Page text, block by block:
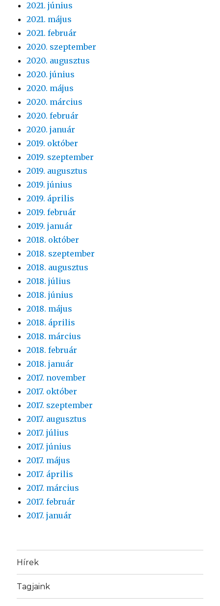
2021. június
2021. május
2021. február
2020. szeptember
2020. augusztus
2020. június
2020. május
2020. március
2020. február
2020. január
2019. október
2019. szeptember
2019. augusztus
2019. június
2019. április
2019. február
2019. január
2018. október
2018. szeptember
2018. augusztus
2018. július
2018. június
2018. május
2018. április
2018. március
2018. február
2018. január
2017. november
2017. október
2017. szeptember
2017. augusztus
2017. július
2017. június
2017. május
2017. április
2017. március
2017. február
2017. január
Hírek
Tagjaink